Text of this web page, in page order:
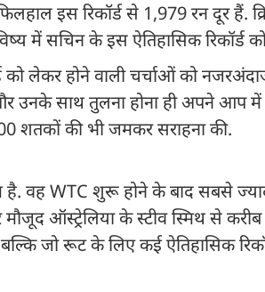
इस रिकॉर्ड से 1,979 रन दूर हैं.
में सचिन के इस ऐतिहासिक रिकॉर्ड
लेकर होने वाली चर्चाओं को
उनके साथ तुलना होना ही अपने आप में
शतकों की भी जमकर सराहना की.
वह WTC शुरू होने के बाद सबसे
ऑस्ट्रेलिया के स्टीव स्मिथ से करीब
जो रूट के लिए कई ऐतिहासिक